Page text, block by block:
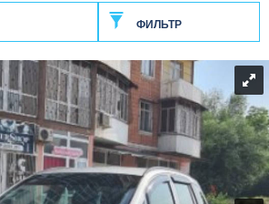
ФИЛЬТР